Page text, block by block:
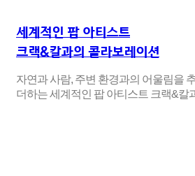
세계적인 팝 아티스트
크랙&칼과의 콜라보레이션
자연과 사람, 주변 환경과의 어울림을
더하는 세계적인 팝 아티스트 크랙&칼